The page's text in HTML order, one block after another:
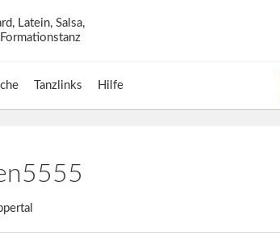
Tanzlinks Hilfe